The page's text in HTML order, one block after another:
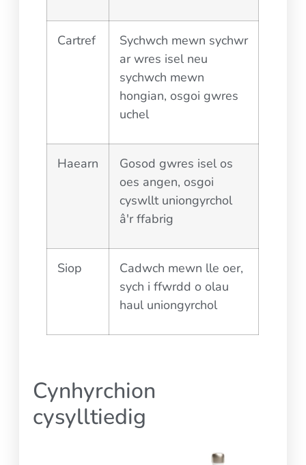
Cartref
Sychwch mewn sychwr
ar wres isel neu
sychwch mewn
hongian, osgoi gwres
uchel
Haearn
Gosod gwres isel os
oes angen, osgoi
cyswllt uniongyrchol
â'r ffabrig
Siop
Cadwch mewn lle oer,
sych i ffwrdd o olau
haul uniongyrchol
Cynhyrchion
cysylltiedig